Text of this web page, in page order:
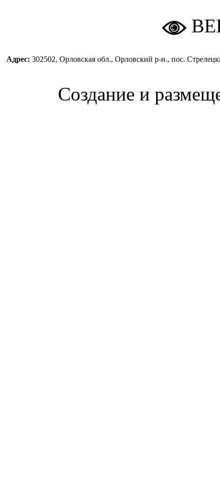
Адрес: 302502, Орловская обл., Орловский р-н., пос.
Создание и